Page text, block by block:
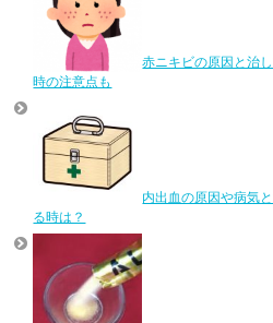
赤ニキビの原因と治
時の注意点も
内出血の原因や病気
る時は？